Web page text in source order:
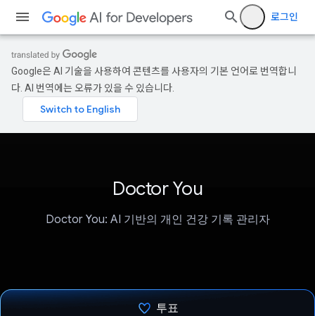
로그인
Google은 AI 기술을 사용하여 콘텐츠를 사용자의 기본 언어로 번역합니
다. AI 번역에는 오류가 있을 수 있습니다.
Doctor You
Doctor You: AI 기반의 개인 건강 기록 관리자
투표